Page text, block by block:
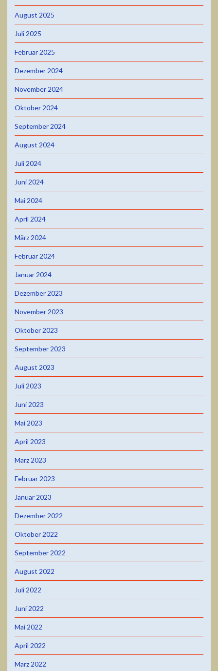
August 2025
Juli 2025
Februar 2025
Dezember 2024
November 2024
Oktober 2024
September 2024
August 2024
Juli 2024
Juni 2024
Mai 2024
April 2024
März 2024
Februar 2024
Januar 2024
Dezember 2023
November 2023
Oktober 2023
September 2023
August 2023
Juli 2023
Juni 2023
Mai 2023
April 2023
März 2023
Februar 2023
Januar 2023
Dezember 2022
Oktober 2022
September 2022
August 2022
Juli 2022
Juni 2022
Mai 2022
April 2022
März 2022